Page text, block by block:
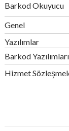
Barkod Okuyucu
Genel
Yazılımlar
Barkod Yazılımları
Hizmet